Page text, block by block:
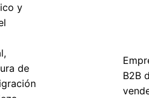
y
de
B2B